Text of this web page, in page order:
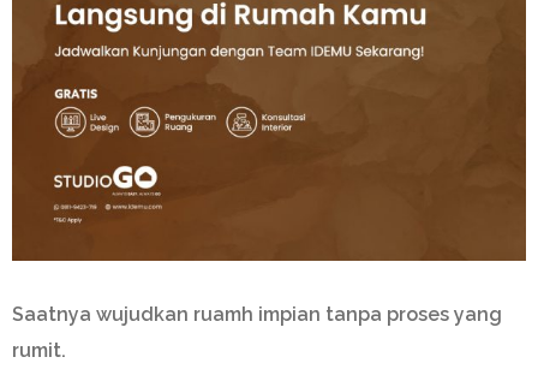
Saatnya wujudkan ruamh impian tanpa proses yang
rumit.